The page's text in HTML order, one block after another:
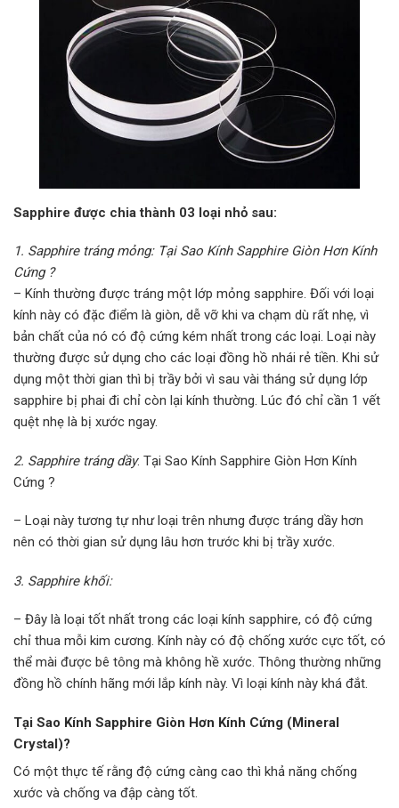
Sapphire được chia thành 03 loại nhỏ sau:
1. Sapphire tráng mỏng: Tại Sao Kính Sapphire Giòn Hơn Kính
Cứng ?
– Kính thường được tráng một lớp mỏng sapphire. Đối với loại
kính này có đặc điểm là giòn, dễ vỡ khi va chạm dù rất nhẹ, vì
bản chất của nó có độ cứng kém nhất trong các loại. Loại này
thường được sử dụng cho các loại đồng hồ nhái rẻ tiền. Khi sử
dụng một thời gian thì bị trầy bởi vì sau vài tháng sử dụng lớp
sapphire bị phai đi chỉ còn lại kính thường. Lúc đó chỉ cần 1 vết
quệt nhẹ là bị xước ngay.
2. Sapphire tráng dầy: Tại Sao Kính Sapphire Giòn Hơn Kính
Cứng ?
– Loại này tương tự như loại trên nhưng được tráng dầy hơn
nên có thời gian sử dụng lâu hơn trước khi bị trầy xước.
3. Sapphire khối:
– Đây là loại tốt nhất trong các loại kính sapphire, có độ cứng
chỉ thua mỗi kim cương. Kính này có độ chống xước cực tốt, có
thể mài được bê tông mà không hề xước. Thông thường những
đồng hồ chính hãng mới lắp kính này. Vì loại kính này khá đắt.
Tại Sao Kính Sapphire Giòn Hơn Kính Cứng (Mineral
Crystal)?
Có một thực tế rằng độ cứng càng cao thì khả năng chống
xước và chống va đập càng tốt.